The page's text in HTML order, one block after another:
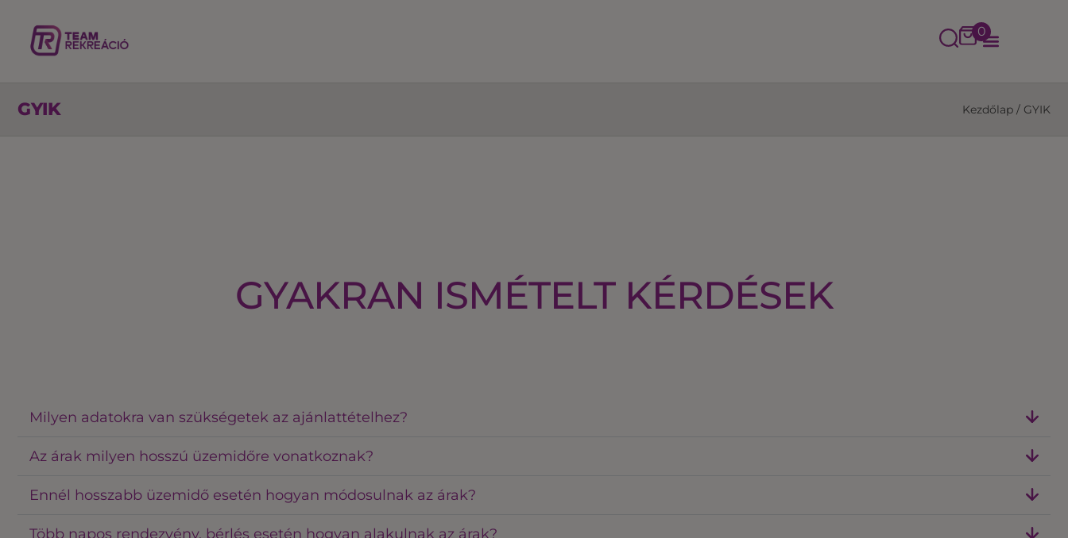
0
GYIK Kezdőlap / GYIK
GYAKRAN ISMÉTELT KÉRDÉSEK
Milyen adatokra van szükségetek az ajánlattételhez?
Az árak milyen hosszú üzemidőre vonatkoznak?
Ennél hosszabb üzemidő esetén hogyan módosulnak az árak?
Több napos rendezvény, bérlés esetén hogyan alakulnak az árak?